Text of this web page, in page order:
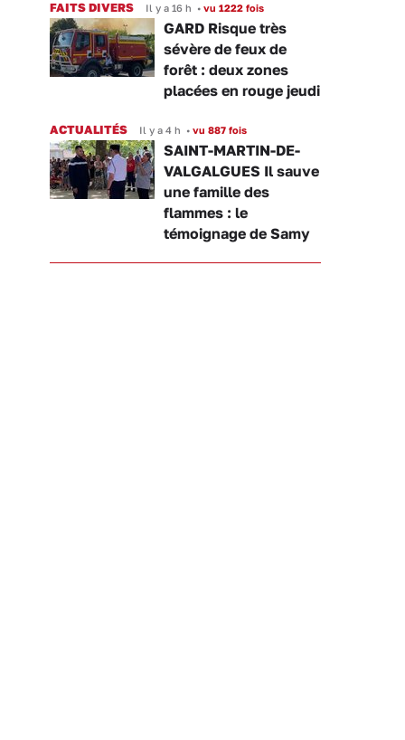
FAITS DIVERS Il y a 16 h • vu 1222 fois
GARD Risque très
sévère de feux de
forêt : deux zones
placées en rouge jeudi
ACTUALITÉS Il y a 4 h • vu 887 fois
SAINT-MARTIN-DE-
VALGALGUES Il sauve
une famille des
flammes : le
témoignage de Samy